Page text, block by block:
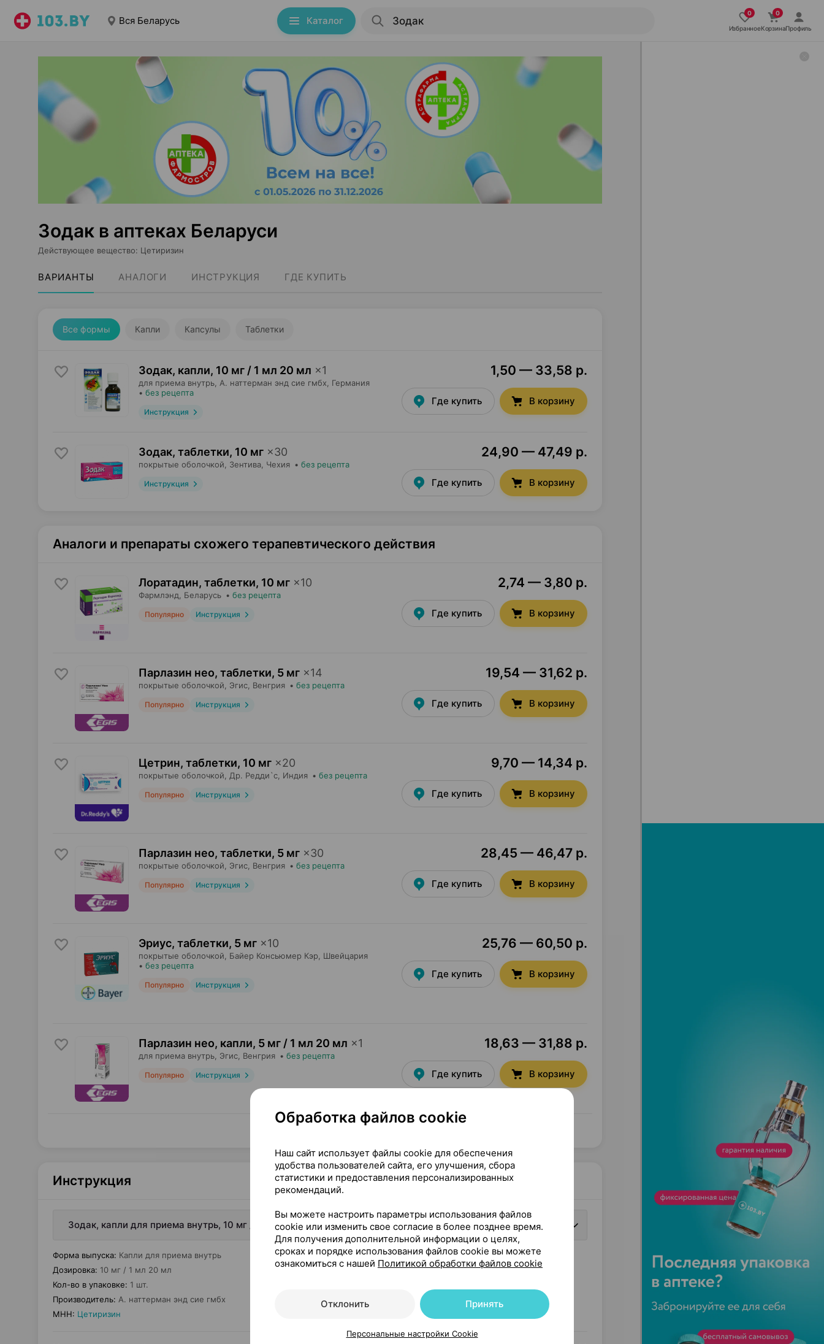
Вся Беларусь Каталог
ИзбранноеКорзинаПрофиль
Зодак в аптеках Беларуси
Действующее вещество: Цетиризин
ВАРИАНТЫ АНАЛОГИ ИНСТРУКЦИЯ ГДЕ КУПИТЬ
Все формы Капли Капсулы Таблетки
Зодак, капли, 10 мг / 1 мл 20 мл ×1
для приема внутрь, А. наттерман энд сие гмбх , Германия
• без рецепта
Инструкция
1,50 — 33,58 р.
Где купить В корзину
Зодак, таблетки, 10 мг ×30
покрытые оболочкой, Зентива , Чехия • без рецепта
Инструкция
24,90 — 47,49 р.
Где купить В корзину
Аналоги и препараты схожего терапевтического действия
Лоратадин, таблетки, 10 мг ×10
Фармлэнд , Беларусь • без рецепта
Популярно Инструкция
2,74 — 3,80 р.
Где купить В корзину
Парлазин нео, таблетки, 5 мг ×14
покрытые оболочкой, Эгис , Венгрия • без рецепта
Популярно Инструкция
19,54 — 31,62 р.
Где купить В корзину
Цетрин, таблетки, 10 мг ×20
покрытые оболочкой, Др. Редди`с , Индия • без рецепта
Популярно Инструкция
9,70 — 14,34 р.
Где купить В корзину
Парлазин нео, таблетки, 5 мг ×30
покрытые оболочкой, Эгис , Венгрия • без рецепта
Популярно Инструкция
28,45 — 46,47 р.
Где купить В корзину
Эриус, таблетки, 5 мг ×10
покрытые оболочкой, Байер Консьюмер Кэр , Швейцария
• без рецепта
Популярно Инструкция
25,76 — 60,50 р.
Где купить В корзину
Парлазин нео, капли, 5 мг / 1 мл 20 мл ×1
для приема внутрь, Эгис , Венгрия • без рецепта
Популярно Инструкция
18,63 — 31,88 р.
Где купить В корзину
Инструкция
Зодак, капли для приема внутрь, 10 мг / 1 мл 20 мл ×1, А. наттерман энд сие гмбх Германия
Форма выпуска: Капли для приема внутрь
Дозировка: 10 мг / 1 мл 20 мл
Кол-во в упаковке: 1 шт.
Производитель: А. наттерман энд сие гмбх
МНН: Цетиризин
Обработка файлов cookie
Наш сайт использует файлы cookie для обеспечения
удобства пользователей сайта, его улучшения, сбора
статистики и предоставления персонализированных
рекомендаций.
Вы можете настроить параметры использования файлов
cookie или изменить свое согласие в более позднее время.
Для получения дополнительной информации о целях,
сроках и порядке использования файлов cookie вы можете
ознакомиться с нашей Политикой обработки файлов cookie
Отклонить Принять
Персональные настройки Cookie